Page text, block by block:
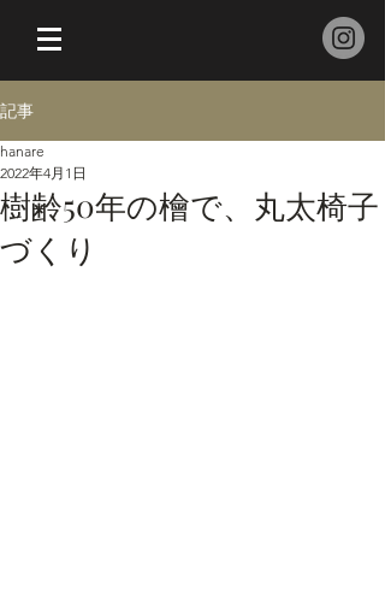
記事
樹齢50年の檜で、丸太椅子
づくり
hanare
2022年4月1日